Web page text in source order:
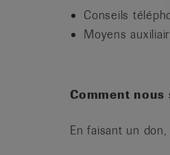
Conseils
Moyens
Comment nous
En faisant un